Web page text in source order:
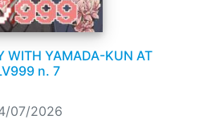
WITH YAMADA-KUN AT
n. 7
07/2026